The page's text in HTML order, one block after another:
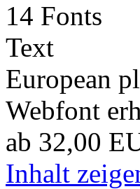
14 Fonts
Text
European
Webfont
ab 32,00
Inhalt